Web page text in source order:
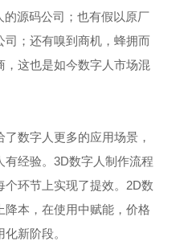
源码公司；也有假以原厂
司；还有嗅到商机，蜂拥而
这也是如今数字人市场混
数字人更多的应用场景，
经验。3D数字人制作流程
环节上实现了提效。2D数
本，在使用中赋能，价格
新阶段。